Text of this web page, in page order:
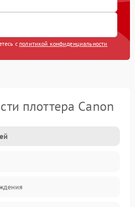
с политикой конфиденциальности
плоттера Canon